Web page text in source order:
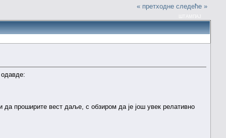
« претходне следеће »
да проширите вест даље, с обзиром да је још увек релативно